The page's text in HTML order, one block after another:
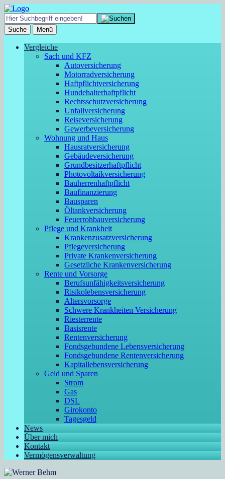
Suche Menü
Vergleiche
Sach und KFZ
Autoversicherung
Motorradversicherung
Haftpflichtversicherung
Hundehalterhaftpflicht
Rechtsschutzversicherung
Unfallversicherung
Reiseversicherung
Gewerbeversicherung
Wohnung und Haus
Hausratversicherung
Gebäudeversicherung
Grundbesitzerhaftpflicht
Photovoltaikversicherung
Bauherrenhaftpflicht
Baufinanzierung
Bausparen
Öltankversicherung
Feuerrohbauversicherung
Pflege und Krankheit
Krankenzusatzversicherung
Pflegeversicherung
Private Krankenversicherung
Gesetzliche Krankenversicherung
Rente und Vorsorge
Berufs­unfähigkeitsversicherung
Risikolebensversicherung
Altersvorsorge
Schwere Krankheiten Versicherung
Riesterrente
Basisrente
Rentenversicherung
Fondsgebundene Lebensversicherung
Fondsgebundene Rentenversicherung
Kapitallebensversicherung
Geld und Sparen
Strom
Gas
DSL
Girokonto
Tagesgeld
News
Über mich
Kontakt
Vermögensverwaltung